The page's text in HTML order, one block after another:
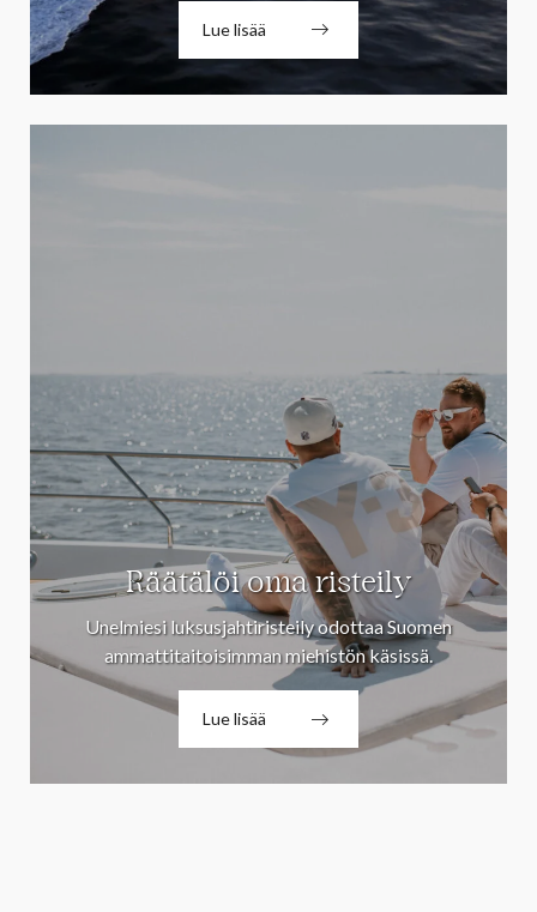
Lue lisää
Räätälöi oma risteily
Unelmiesi luksusjahtiristeily odottaa Suomen
ammattitaitoisimman miehistön käsissä.
Lue lisää